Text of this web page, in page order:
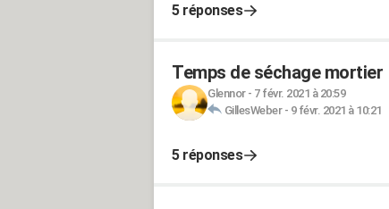
5 réponses
Temps de séchage mortier
Glennor- 7 févr. 2021 à 20:59
GillesWeber- 9 févr. 2021 à 10:21
5 réponses